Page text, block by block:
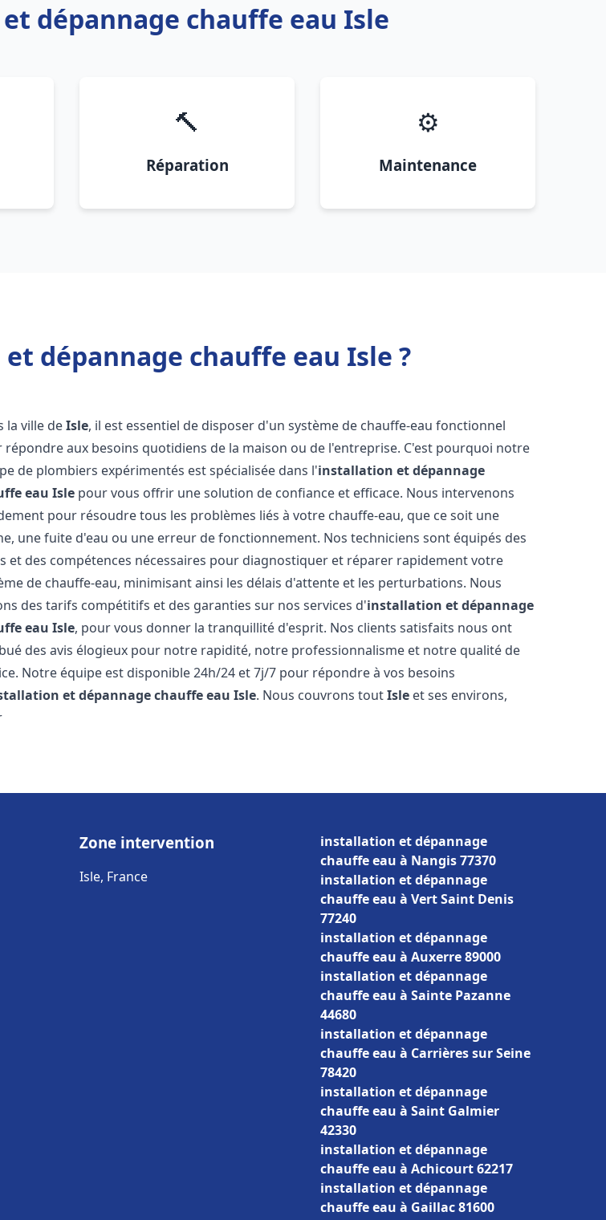
dépannage chauffe eau Isle
🔨
Réparation
⚙️
Maintenance
dépannage chauffe eau Isle ?
la ville deIsle, il est essentiel de disposer d'un système de chauffe-eau fonctionnel
répondre aux besoins quotidiens de la maison ou de l'entreprise. C'est pourquoi notre
de plombiers expérimentés est spécialisée dans l'installation et dépannage
eau Isle pour vous offrir une solution de confiance et efficace. Nous intervenons
pour résoudre tous les problèmes liés à votre chauffe-eau, que ce soit une
une fuite d'eau ou une erreur de fonctionnement. Nos techniciens sont équipés des
et des compétences nécessaires pour diagnostiquer et réparer rapidement votre
de chauffe-eau, minimisant ainsi les délais d'attente et les perturbations. Nous
des tarifs compétitifs et des garanties sur nos services d'installation et dépannage
eau Isle, pour vous donner la tranquillité d'esprit. Nos clients satisfaits nous ont
des avis élogieux pour notre rapidité, notre professionnalisme et notre qualité de
Notre équipe est disponible 24h/24 et 7j/7 pour répondre à vos besoins
et dépannage chauffe eau Isle. Nous couvrons toutIsle et ses environs,
Zone intervention
Isle, France
installation et dépannage
chauffe eau à Nangis 77370
installation et dépannage
chauffe eau à Vert Saint Denis
77240
installation et dépannage
chauffe eau à Auxerre 89000
installation et dépannage
chauffe eau à Sainte Pazanne
44680
installation et dépannage
chauffe eau à Carrières sur Seine
78420
installation et dépannage
chauffe eau à Saint Galmier
42330
installation et dépannage
chauffe eau à Achicourt 62217
installation et dépannage
chauffe eau à Gaillac 81600